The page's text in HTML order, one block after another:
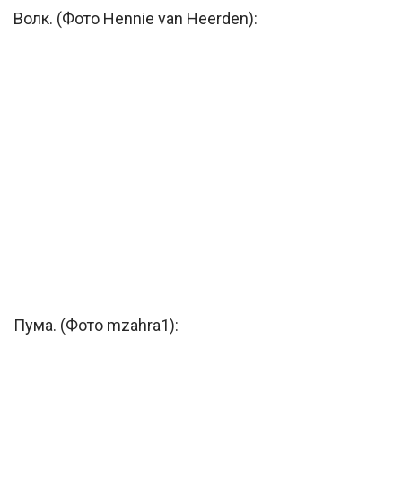
Волк. (Фото Hennie van Heerden):
Пума. (Фото mzahra1):